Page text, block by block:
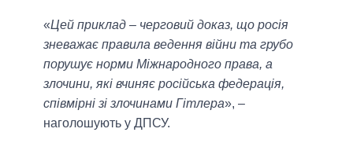
«Цей приклад – черговий доказ, що росія
зневажає правила ведення війни та грубо
порушує норми Міжнародного права, а
злочини, які вчиняє російська федерація,
співмірні зі злочинами Гітлера», –
наголошують у ДПСУ.